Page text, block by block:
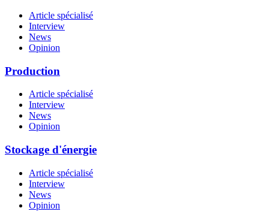
Article spécialisé
Interview
News
Opinion
Production
Article spécialisé
Interview
News
Opinion
Stockage d'énergie
Article spécialisé
Interview
News
Opinion